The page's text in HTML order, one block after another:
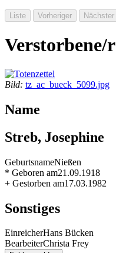
Verstorbene/r
Bild: tz_ac_bueck_5099.jpg
Name
Streb, Josephine
GeburtsnameNießen
* Geboren am21.09.1918
+ Gestorben am17.03.1982
Sonstiges
EinreicherHans Bücken
BearbeiterChrista Frey